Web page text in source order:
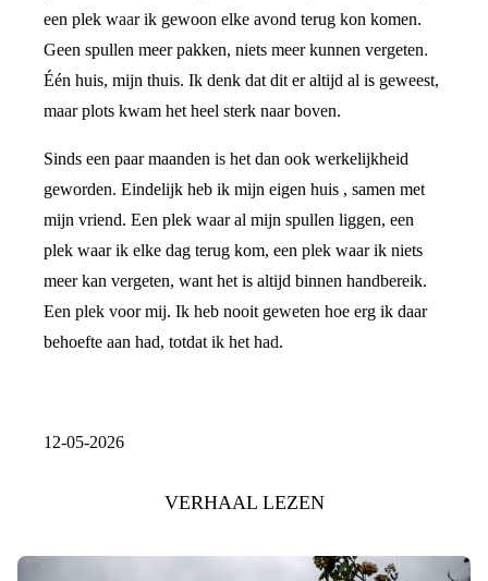
een plek waar ik gewoon elke avond terug kon komen.
Geen spullen meer pakken, niets meer kunnen vergeten.
Één huis, mijn thuis. Ik denk dat dit er altijd al is geweest,
maar plots kwam het heel sterk naar boven.
Sinds een paar maanden is het dan ook werkelijkheid
geworden. Eindelijk heb ik mijn eigen huis , samen met
mijn vriend. Een plek waar al mijn spullen liggen, een
plek waar ik elke dag terug kom, een plek waar ik niets
meer kan vergeten, want het is altijd binnen handbereik.
Een plek voor mij. Ik heb nooit geweten hoe erg ik daar
behoefte aan had, totdat ik het had.
12-05-2026
VERHAAL LEZEN